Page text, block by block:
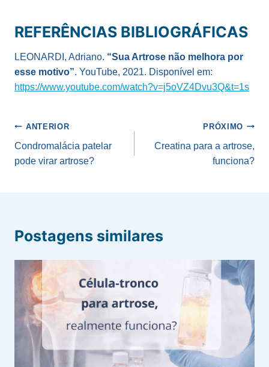
REFERÊNCIAS BIBLIOGRÁFICAS
LEONARDI, Adriano. “Sua Artrose não melhora por
esse motivo”. YouTube, 2021. Disponível em:
https://www.youtube.com/watch?v=j5oVZ4Dvu3Q&t=1s
Navegação
de
Post
ANTERIOR
Condromalácia patelar
pode virar artrose?
PRÓXIMO
Creatina para a artrose,
funciona?
Postagens similares